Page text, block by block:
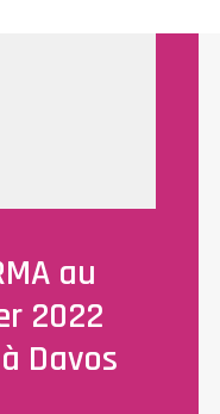
au
2022
Davos